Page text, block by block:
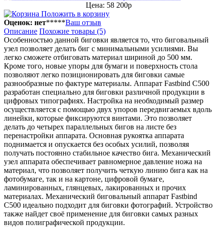
Цена: 58 200р
Положить в корзину
Оценок: нет*****Ваш отзыв
Описание Похожие товары (5)
Особенностью данной биговки является то, что биговальный
узел позволяет делать биг с минимальными усилиями. Вы
легко сможете отбиговать материал шириной до 500 мм.
Кроме того, новые упоры для бумаги и поверхность стола
позволяют легко позиционировать для биговки самые
разнообразные по фактуре материалы. Аппарат Fastbind C500
разработан специально для биговки различной продукции в
цифровых типографиях. Настройка на необходимый размер
осуществляется с помощью двух упоров передвигаемых вдоль
линейки, которые фиксируются винтами. Это позволяет
делать до четырех параллельных бигов на листе без
перенастройки аппарата. Основная рукоятка аппарата
поднимается и опускается без особых усилий, позволяя
получать постоянно стабильное качество бига. Механический
узел аппарата обеспечивает равномерное давление ножа на
материал, что позволяет получить четкую линию бига как на
фотобумаге, так и на картоне, цифровой бумаге,
ламинированных, глянцевых, лакированных и прочих
материалах. Механический биговальный аппарат Fastbind
C500 идеально подходит для биговки фотографий. Устройство
также найдет своё применение для биговки самых разных
видов полиграфической продукции.